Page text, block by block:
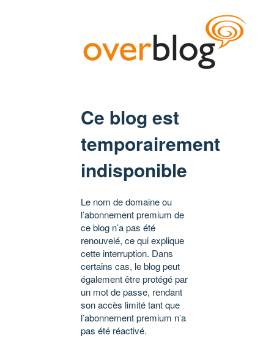
Ce blog est
temporairement
indisponible
Le nom de domaine ou
l’abonnement premium de
ce blog n’a pas été
renouvelé, ce qui explique
cette interruption. Dans
certains cas, le blog peut
également être protégé par
un mot de passe, rendant
son accès limité tant que
l’abonnement premium n’a
pas été réactivé.